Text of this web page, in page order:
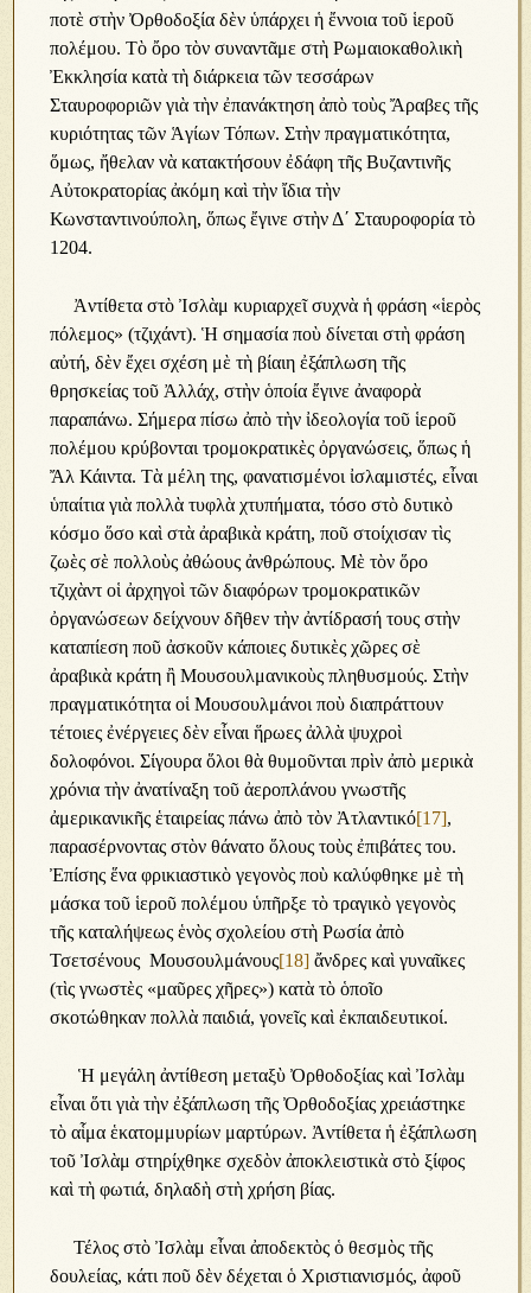
ποτὲ στὴν Ὀρθοδοξία δὲν ὑπάρχει ἡ ἔννοια τοῦ ἱεροῦ
πολέμου. Τὸ ὄρο τὸν συναντᾶμε στὴ Ρωμαιοκαθολικὴ
Ἐκκλησία κατὰ τὴ διάρκεια τῶν τεσσάρων
Σταυροφοριῶν γιὰ τὴν ἐπανάκτηση ἀπὸ τοὺς Ἄραβες τῆς
κυριότητας τῶν Ἁγίων Τόπων. Στὴν πραγματικότητα,
ὅμως, ἤθελαν νὰ κατακτήσουν ἐδάφη τῆς Βυζαντινῆς
Αὐτοκρατορίας ἀκόμη καὶ τὴν ἴδια τὴν
Κωνσταντινούπολη, ὅπως ἔγινε στὴν Δ΄ Σταυροφορία τὸ
1204.
Ἀντίθετα στὸ Ἰσλὰμ κυριαρχεῖ συχνὰ ἡ φράση «ἱερὸς
πόλεμος» (τζιχάντ). Ἡ σημασία ποὺ δίνεται στὴ φράση
αὐτή, δὲν ἔχει σχέση μὲ τὴ βίαιη ἐξάπλωση τῆς
θρησκείας τοῦ Ἀλλάχ, στὴν ὁποία ἔγινε ἀναφορὰ
παραπάνω. Σήμερα πίσω ἀπὸ τὴν ἰδεολογία τοῦ ἱεροῦ
πολέμου κρύβονται τρομοκρατικὲς ὀργανώσεις, ὅπως ἡ
Ἄλ Κάιντα. Τὰ μέλη της, φανατισμένοι ἰσλαμιστές, εἶναι
ὑπαίτια γιὰ πολλὰ τυφλὰ χτυπήματα, τόσο στὸ δυτικὸ
κόσμο ὅσο καὶ στὰ ἀραβικὰ κράτη, ποῦ στοίχισαν τὶς
ζωὲς σὲ πολλοὺς ἀθώους ἀνθρώπους. Μὲ τὸν ὅρο
τζιχὰντ οἱ ἀρχηγοὶ τῶν διαφόρων τρομοκρατικῶν
ὀργανώσεων δείχνουν δῆθεν τὴν ἀντίδρασή τους στὴν
καταπίεση ποῦ ἀσκοῦν κάποιες δυτικὲς χῶρες σὲ
ἀραβικὰ κράτη ἢ Μουσουλμανικοὺς πληθυσμούς. Στὴν
πραγματικότητα οἱ Μουσουλμάνοι ποὺ διαπράττουν
τέτοιες ἐνέργειες δὲν εἶναι ἥρωες ἀλλὰ ψυχροὶ
δολοφόνοι. Σίγουρα ὅλοι θὰ θυμοῦνται πρὶν ἀπὸ μερικὰ
χρόνια τὴν ἀνατίναξη τοῦ ἀεροπλάνου γνωστῆς
ἀμερικανικῆς ἑταιρείας πάνω ἀπὸ τὸν Ἀτλαντικό[17],
παρασέρνοντας στὸν θάνατο ὅλους τοὺς ἐπιβάτες του.
Ἐπίσης ἕνα φρικιαστικὸ γεγονὸς ποὺ καλύφθηκε μὲ τὴ
μάσκα τοῦ ἱεροῦ πολέμου ὑπῆρξε τὸ τραγικὸ γεγονὸς
τῆς καταλήψεως ἑνὸς σχολείου στὴ Ρωσία ἀπὸ
Τσετσένους Μουσουλμάνους[18] ἄνδρες καὶ γυναῖκες
(τὶς γνωστὲς «μαῦρες χῆρες») κατὰ τὸ ὁποῖο
σκοτώθηκαν πολλὰ παιδιά, γονεῖς καὶ ἐκπαιδευτικοί.
Ἡ μεγάλη ἀντίθεση μεταξὺ Ὀρθοδοξίας καὶ Ἰσλὰμ
εἶναι ὅτι γιὰ τὴν ἐξάπλωση τῆς Ὀρθοδοξίας χρειάστηκε
τὸ αἷμα ἑκατομμυρίων μαρτύρων. Ἀντίθετα ἡ ἐξάπλωση
τοῦ Ἰσλὰμ στηρίχθηκε σχεδὸν ἀποκλειστικὰ στὸ ξίφος
καὶ τὴ φωτιά, δηλαδὴ στὴ χρήση βίας.
Τέλος στὸ Ἰσλὰμ εἶναι ἀποδεκτὸς ὁ θεσμὸς τῆς
δουλείας, κάτι ποῦ δὲν δέχεται ὁ Χριστιανισμός, ἀφοῦ